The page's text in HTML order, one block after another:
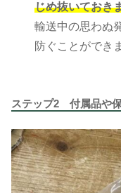
じめ抜いておき
輸送中の思わぬ
防ぐことができ
ステップ2 付属品や